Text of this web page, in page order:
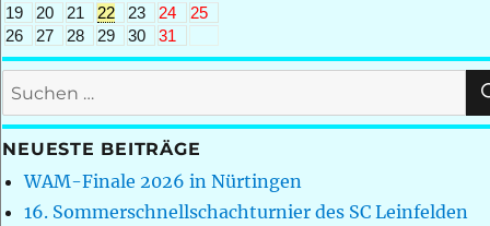
19
20 21 22 23 24
25
26
27 28 29 30 31
Suchen
nach:
NEUESTE BEITRÄGE
WAM-Finale 2026 in Nürtingen
16. Sommerschnellschachturnier des SC Leinfelden